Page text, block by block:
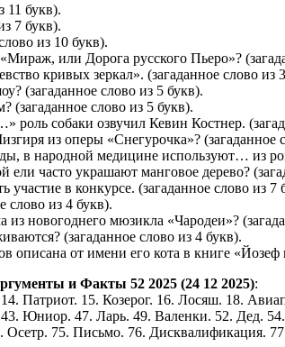
11 букв).
7 букв).
из 10 букв).
или Дорога русского Пьеро»?
кривых зеркал». (загаданное слово из
(загаданное слово из 5 букв).
(загаданное слово из 5 букв).
собаки озвучил Кевин Костнер.
из оперы «Снегурочка»? (загаданное
в народной медицине используют… из
ели часто украшают манговое дерево?
в конкурсе. (загаданное слово из 7
слово из 4 букв).
новогоднего мюзикла «Чародеи»?
(загаданное слово из 4 букв).
описана от имени его кота в книге «Йозеф
и Факты 52 2025 (24 12 2025):
Патриот. 15. Козерог. 16. Лосяш. 18.
Юниор. 47. Ларь. 49. Валенки. 52. Дед.
75. Письмо. 76. Дисквалификация.